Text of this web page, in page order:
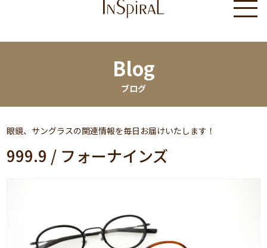
Blog
ブログ
眼鏡、サングラスの関連情報を毎日お届けいたします！
999.9 / フォーナインズ